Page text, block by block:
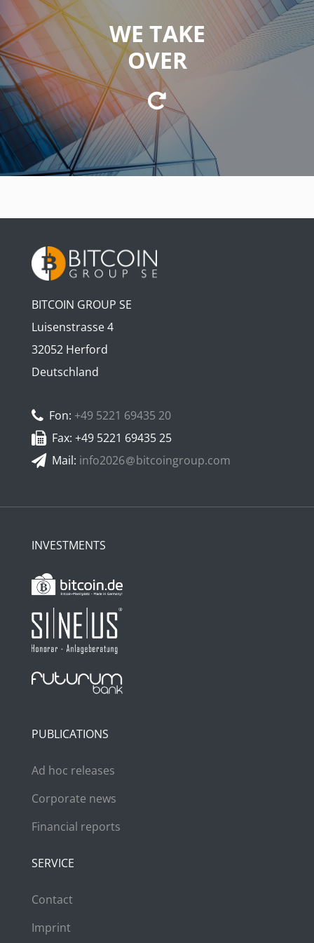
WE TAKE
OVER
WE TAKE ON
of strategic leadership, management, and
coordination.
BITCOIN GROUP SE
Luisenstrasse 4
32052 Herford
Deutschland
Fon: +49 5221 69435 20
Fax: +49 5221 69435 25
Mail: info2026 bitcoingroup.com
INVESTMENTS
PUBLICATIONS
Ad hoc releases
Corporate news
Financial reports
SERVICE
Contact
Imprint